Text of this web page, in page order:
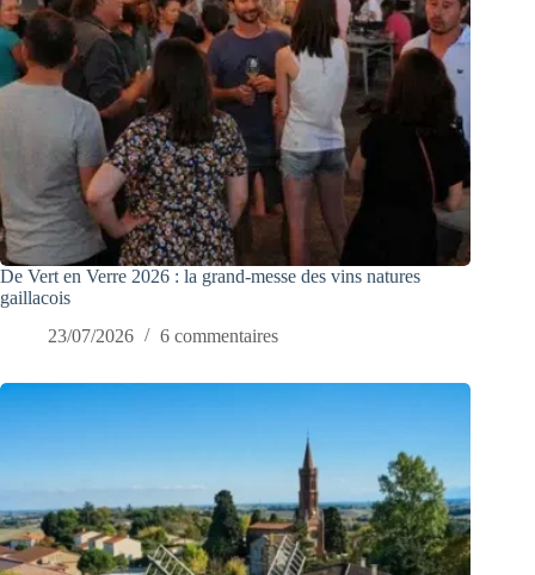
De Vert en Verre 2026 : la grand-messe des vins natures
gaillacois
23/07/2026
6 commentaires